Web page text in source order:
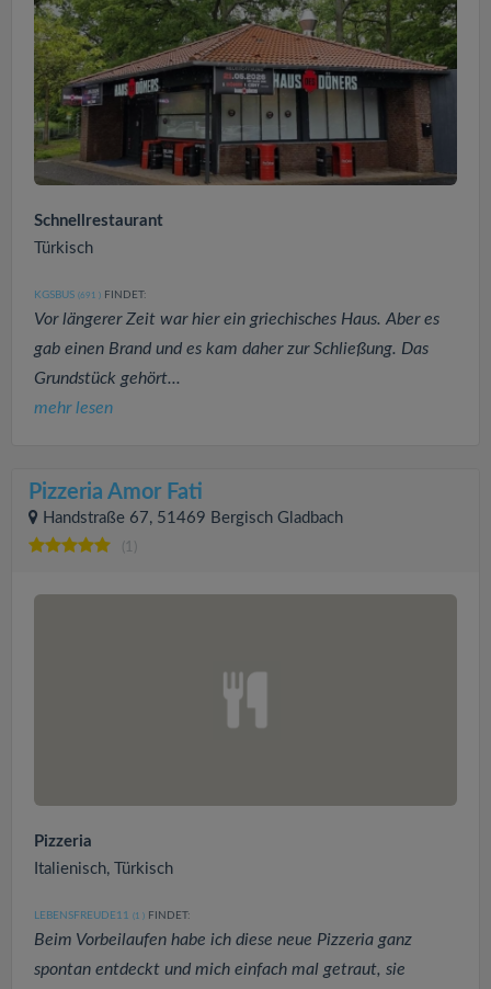
Schnellrestaurant
Türkisch
KGSBUS (691 ) FINDET:
Vor längerer Zeit war hier ein griechisches Haus. Aber es
gab einen Brand und es kam daher zur Schließung. Das
Grundstück gehört...
mehr lesen
Pizzeria Amor Fati
Handstraße 67, 51469 Bergisch Gladbach
Pizzeria
Italienisch, Türkisch
LEBENSFREUDE11 (1 ) FINDET:
Beim Vorbeilaufen habe ich diese neue Pizzeria ganz
spontan entdeckt und mich einfach mal getraut, sie